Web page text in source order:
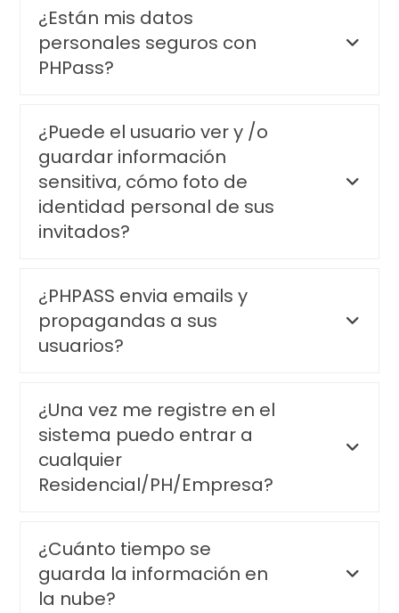
¿Están mis datos
personales seguros con
PHPass?
¿Puede el usuario ver y /o
guardar información
sensitiva, cómo foto de
identidad personal de sus
invitados?
¿PHPASS envia emails y
propagandas a sus
usuarios?
¿Una vez me registre en el
sistema puedo entrar a
cualquier
Residencial/PH/Empresa?
¿Cuánto tiempo se
guarda la información en
la nube?